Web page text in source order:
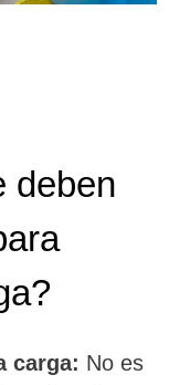
deben
carga: No es